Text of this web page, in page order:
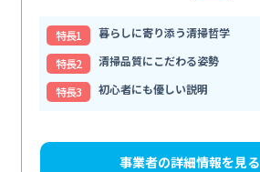
特⻑1
暮らしに寄り添う清掃哲学
特⻑2
清掃品質にこだわる姿勢
特⻑3
初心者にも優しい説明
事業者の詳細情報を見る